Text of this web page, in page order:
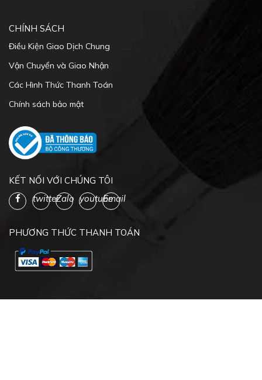
Vận Chuyển và Giao Nhận
Các Hình Thức Thanh Toán
Chính sách bảo mật
KẾT NỐI VỚI CHÚNG TÔI
twitterZalo youtube